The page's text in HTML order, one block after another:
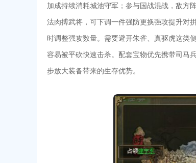
加成持续消耗城池守军；参与国战混战，敌方
法肉搏武将，可下调一件强防更换强攻提升对
时调整强攻数量。需要避开朱雀、真驱虎这类
容易被平砍快速击杀。配套宝物优先携带司马
步放大装备带来的生存优势。